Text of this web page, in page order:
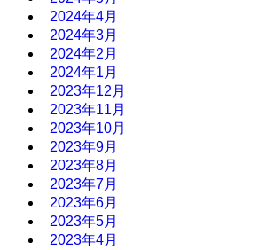
2024年4月
2024年3月
2024年2月
2024年1月
2023年12月
2023年11月
2023年10月
2023年9月
2023年8月
2023年7月
2023年6月
2023年5月
2023年4月